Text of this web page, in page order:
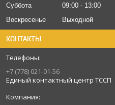
Суббота
09:00
13:00
Воскресенье
Выходной
КОНТАКТЫ
+7 (778) 021-01-56
Единый контактный центр ТССП